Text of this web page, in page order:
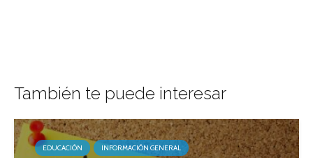
También te puede interesar
EDUCACIÓN INFORMACIÓN GENERAL